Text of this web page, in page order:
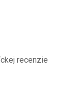
recenzie